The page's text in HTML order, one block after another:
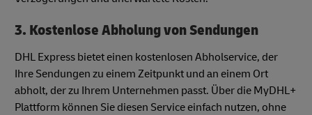
3. Kostenlose Abholung von Sendungen
DHL Express bietet einen kostenlosen Abholservice, der
Ihre Sendungen zu einem Zeitpunkt und an einem Ort
abholt, der zu Ihrem Unternehmen passt. Über die MyDHL+
Plattform können Sie diesen Service einfach nutzen, ohne